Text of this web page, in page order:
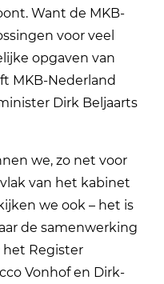
Want de MKB-
voor veel
opgaven van
MKB-Nederland
Dirk Beljaarts
we, zo net voor
van het kabinet
we ook – het is
de samenwerking
het Register
Vonhof en Dirk-